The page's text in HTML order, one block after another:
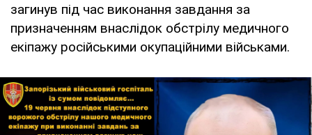
загинув під час виконання завдання за
призначенням внаслідок обстрілу медичного
екіпажу російськими окупаційними військами.